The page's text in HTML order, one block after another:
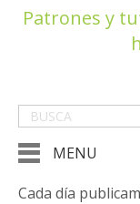
Patrones y
MENU
Cada día